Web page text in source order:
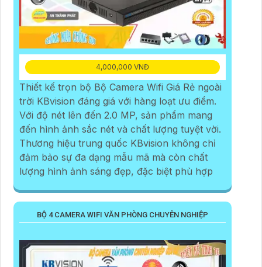
4,000,000 VNĐ
Thiết kế trọn bộ Bộ Camera Wifi Giá Rẻ ngoài
trời KBvision đáng giá với hàng loạt ưu điểm.
Với độ nét lên đến 2.0 MP, sản phẩm mang
đến hình ảnh sắc nét và chất lượng tuyệt vời.
Thương hiệu trung quốc KBvision không chỉ
đảm bảo sự đa dạng mẫu mã mà còn chất
lượng hình ảnh sáng đẹp, đặc biệt phù hợp
BỘ 4 CAMERA WIFI VĂN PHÒNG CHUYÊN NGHIỆP